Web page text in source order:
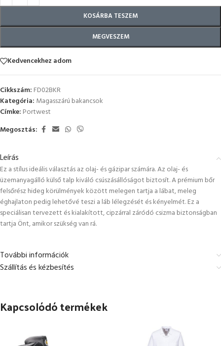
KOSÁRBA TESZEM
MEGVESZEM
Kedvencekhez adom
Cikkszám: FD02BKR
Kategória: Magasszárú bakancsok
Címke: Portwest
Megosztás:
Leírás
Ez a stílus ideális választás az olaj- és gázipar számára. Az olaj- és
üzemanyagálló külső talp kiváló csúszásállóságot biztosít. A prémium bőr
felsőrész hideg körülmények között melegen tartja a lábat, meleg
éghajlaton pedig lehetővé teszi a láb lélegzését és kényelmét. Ez a
speciálisan tervezett és kialakított, cipzárral záródó csizma biztonságban
tartja Önt, amikor szükség van rá.
További információk
Szállítás és kézbesítés
Kapcsolódó termékek